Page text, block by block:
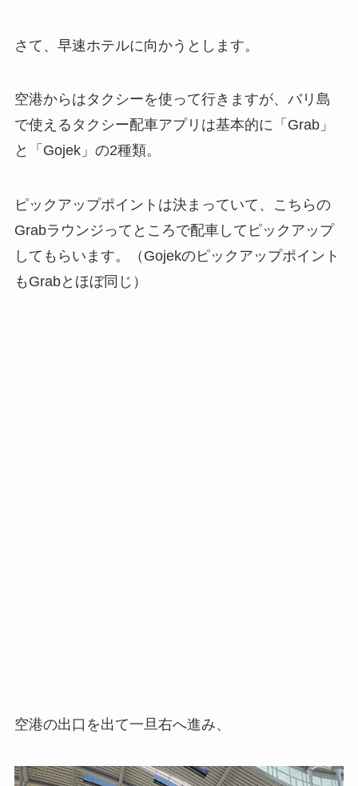
さて、早速ホテルに向かうとします。
空港からはタクシーを使って行きますが、バリ島
で使えるタクシー配車アプリは基本的に「Grab」
と「Gojek」の2種類。
ピックアップポイントは決まっていて、こちらの
Grabラウンジってところで配車してピックアップ
してもらいます。（Gojekのピックアップポイント
もGrabとほぼ同じ）
空港の出口を出て一旦右へ進み、